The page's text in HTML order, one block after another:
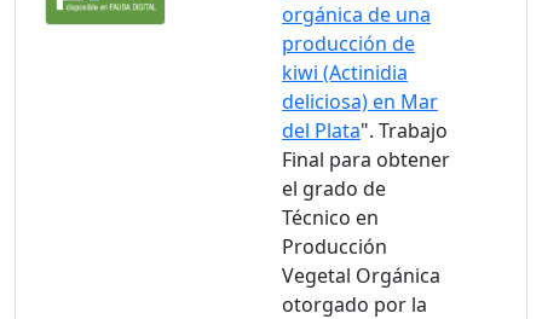
orgánica de una
producción de
kiwi (Actinidia
deliciosa) en Mar
del Plata". Trabajo
Final para obtener
el grado de
Técnico en
Producción
Vegetal Orgánica
otorgado por la